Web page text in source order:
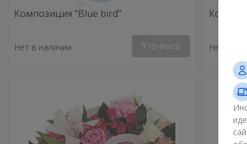
Композиция "Blue bird"
Нет в наличии Уточнить Нет в